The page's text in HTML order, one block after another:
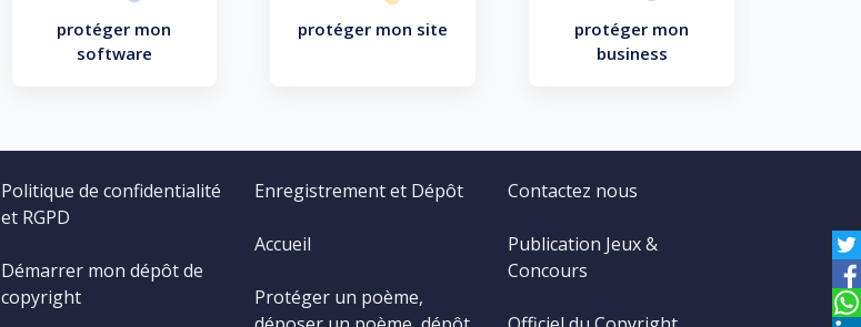
protéger mon
software
protéger mon site
protéger mon
business
Politique de confidentialité
et RGPD
Démarrer mon dépôt de
copyright
Enregistrement et Dépôt
Accueil
Protéger un poème,
Contactez nous
Publication Jeux &
Concours